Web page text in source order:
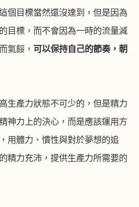
個目標當然還沒達到，但是因為
目標，而不會因為一時的流量減
氣餒， 可以保持自己的節奏，朝
生產力狀態不可少的，但是精力
神力上的決心，而是應該運用方
用體力、慣性與對於夢想的追
精力充沛，提供生產力所需要的